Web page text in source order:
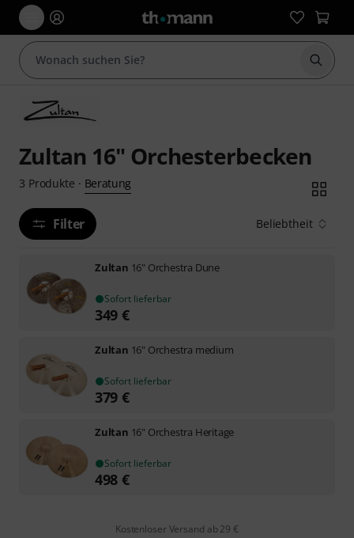
Suche
Zultan 16" Orchesterbecken
3 Produkte · Beratung
Filter Beliebtheit
Zultan 16" Orchestra Dune
Sofort lieferbar
349 €
Zultan 16" Orchestra medium
Sofort lieferbar
379 €
Zultan 16" Orchestra Heritage
Sofort lieferbar
498 €
Kostenloser Versand ab 29 €